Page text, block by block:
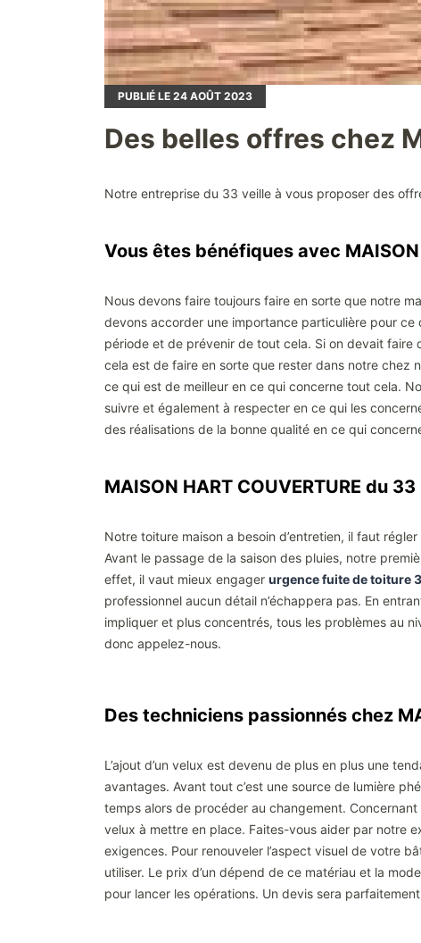
PUBLIÉ LE 24 AOÛT 2023
Des belles offres chez
Notre entreprise du 33 veille à vous proposer des
Vous êtes bénéfiques avec MAISON
Nous devons faire toujours faire en sorte que notre
devons accorder une importance particulière pour ce
période et de prévenir de tout cela. Si on devait faire
cela est de faire en sorte que rester dans notre chez
ce qui est de meilleur en ce qui concerne tout cela.
suivre et également à respecter en ce qui les
des réalisations de la bonne qualité en ce qui
MAISON HART COUVERTURE du
Notre toiture maison a besoin d’entretien, il faut
Avant le passage de la saison des pluies, notre
effet, il vaut mieux engager urgence fuite de toiture
professionnel aucun détail n’échappera pas. En
impliquer et plus concentrés, tous les problèmes au
donc appelez-nous.
Des techniciens passionnés chez
L’ajout d’un velux est devenu de plus en plus une
avantages. Avant tout c’est une source de lumière
temps alors de procéder au changement.
velux à mettre en place. Faites-vous aider par notre
exigences. Pour renouveler l’aspect visuel de votre
utiliser. Le prix d’un dépend de ce matériau et la
pour lancer les opérations. Un devis sera